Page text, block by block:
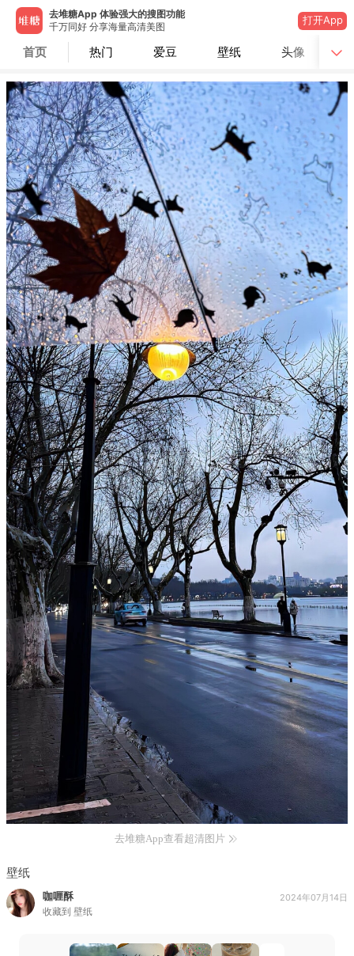
去堆糖App 体验强大的搜图功能
千万同好 分享海量高清美图
打开App
首页 热门 爱豆 壁纸 头像
去堆糖App查看超清图片
壁纸
咖喱酥
收藏到 壁纸
2024年07月14日